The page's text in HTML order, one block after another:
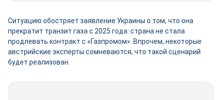
Ситуацию обостряет заявление Украины о том, что она
прекратит транзит газа с 2025 года: страна не стала
продлевать контракт с «Газпромом». Впрочем, некоторые
австрийские эксперты сомневаются, что такой сценарий
будет реализован.